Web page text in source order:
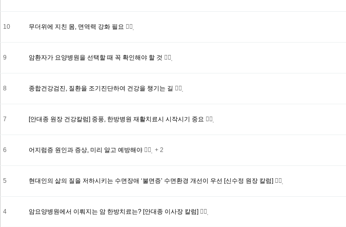
10 무더위에 지친 몸, 면역력 강화 필요
9 암환자가 요양병원을 선택할 때 꼭 확인해야 할 것
8 종합건강검진, 질환을 조기진단하여 건강을 챙기는 길
7 [안대종 원장 건강칼럼] 중풍, 한방병원 재활치료시 시작시기 중요
6 어지럼증 원인과 증상, 미리 알고 예방해야 + 2
5 현대인의 삶의 질을 저하시키는 수면장애 ‘불면증’ 수면환경 개선이 우선 [신수정 원장 칼럼]
4 암요양병원에서 이뤄지는 암 한방치료는? [안대종 이사장 칼럼]